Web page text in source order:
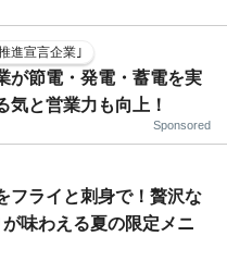
進宣言企業｣
が節電・発電・蓄電を実
気と営業力も向上！
Sponsored
フライと刺身で！贅沢な
味わえる夏の限定メニ